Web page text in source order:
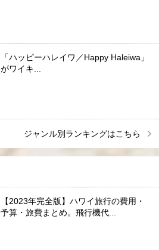
「ハッピーハレイワ／Happy Haleiwa」
がワイキ...
ジャンル別ランキングはこちら
【2023年完全版】ハワイ旅行の費用・
予算・旅費まとめ。飛行機代...